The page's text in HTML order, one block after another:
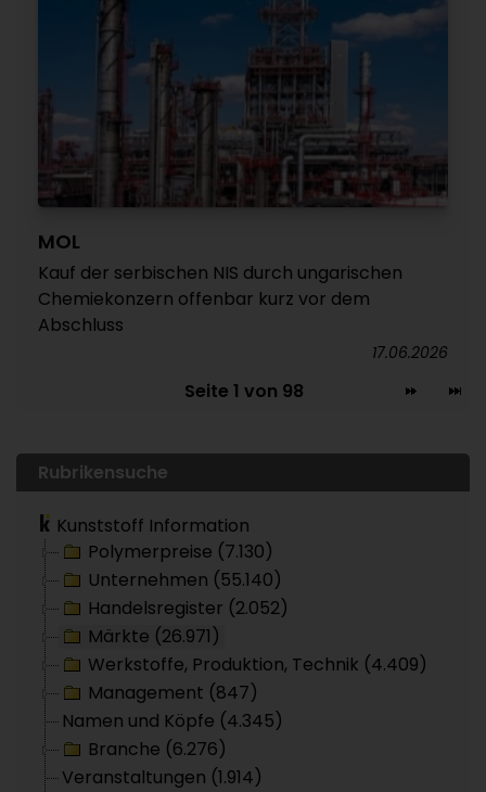
MOL
Kauf der serbischen NIS durch ungarischen
Chemiekonzern offenbar kurz vor dem
Abschluss
17.06.2026
Seite 1 von 98
Rubrikensuche
Kunststoff Information
Polymerpreise (7.130)
Unternehmen (55.140)
Handelsregister (2.052)
Märkte (26.971)
Werkstoffe, Produktion, Technik (4.409)
Management (847)
Namen und Köpfe (4.345)
Branche (6.276)
Veranstaltungen (1.914)